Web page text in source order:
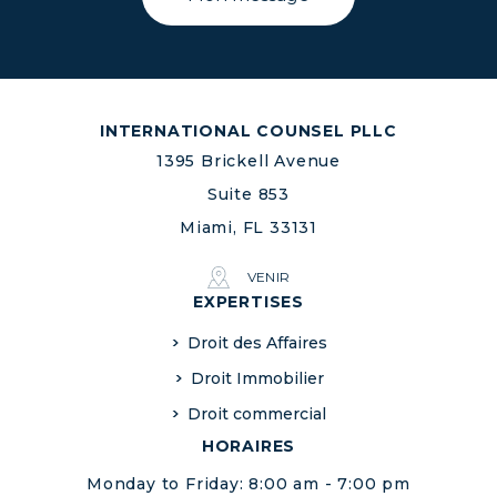
INTERNATIONAL COUNSEL PLLC
1395 Brickell Avenue
Suite 853
Miami, FL 33131
VENIR
EXPERTISES
Droit des Affaires
Droit Immobilier
Droit commercial
HORAIRES
Monday to Friday: 8:00 am - 7:00 pm